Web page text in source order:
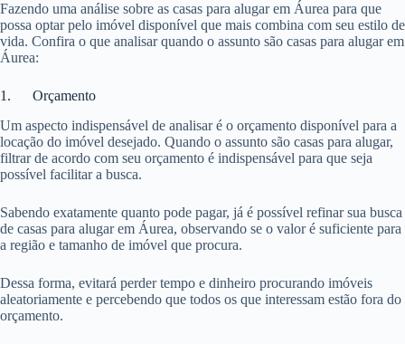
Fazendo uma análise sobre as casas para alugar em Áurea para que
possa optar pelo imóvel disponível que mais combina com seu estilo de
vida. Confira o que analisar quando o assunto são casas para alugar em
Áurea:
1. Orçamento
Um aspecto indispensável de analisar é o orçamento disponível para a
locação do imóvel desejado. Quando o assunto são casas para alugar,
filtrar de acordo com seu orçamento é indispensável para que seja
possível facilitar a busca.
Sabendo exatamente quanto pode pagar, já é possível refinar sua busca
de casas para alugar em Áurea, observando se o valor é suficiente para
a região e tamanho de imóvel que procura.
Dessa forma, evitará perder tempo e dinheiro procurando imóveis
aleatoriamente e percebendo que todos os que interessam estão fora do
orçamento.